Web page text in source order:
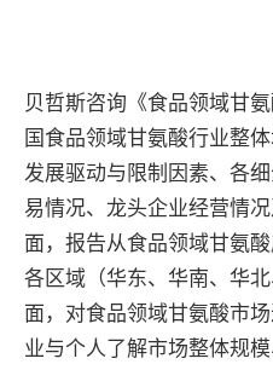
贝哲斯咨询《食品领域甘
国食品领域甘氨酸行业整
发展驱动与限制因素、各
易情况、龙头企业经营情
面，报告从食品领域甘氨
各区域（华东、华南、华
面，对食品领域甘氨酸市
业与个人了解市场整体规